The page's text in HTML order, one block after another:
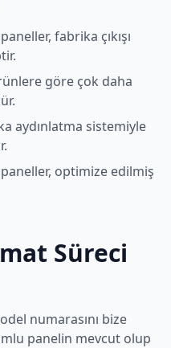
fabrika çıkışı
göre çok daha
aydınlatma sistemiyle
optimize edilmiş
Süreci
numarasını bize
panelin mevcut olup